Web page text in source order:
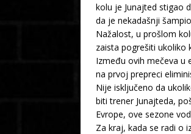
kolu je Junajted stigao
da je nekadašnji
Nažalost, u prošlom
zaista pogrešiti ukoliko
Između ovih mečeva u
na prvoj prepreci
Nije isključeno da
biti trener Junajteda,
Evrope, ove sezone
Za kraj, kada se radi o